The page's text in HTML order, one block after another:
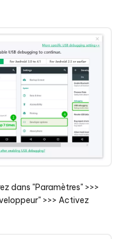
dans "Paramètres" >>>
>>> Activez